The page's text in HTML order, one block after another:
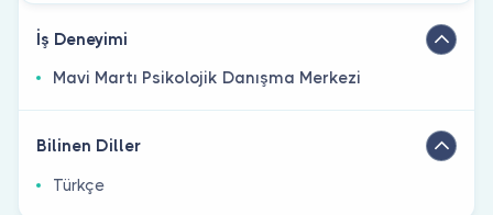
İş Deneyimi
Mavi Martı Psikolojik Danışma Merkezi
Bilinen Diller
Türkçe